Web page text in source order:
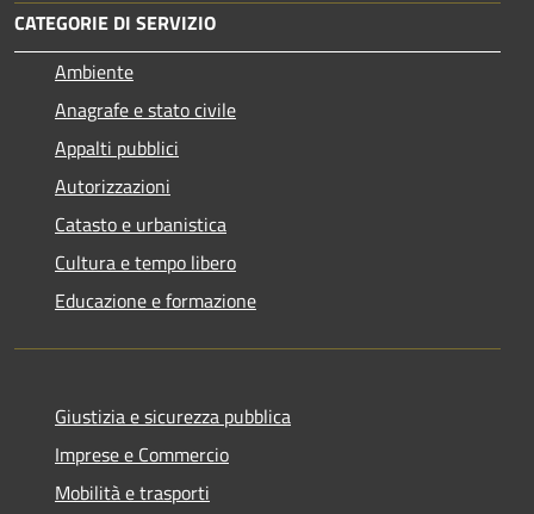
CATEGORIE DI SERVIZIO
Ambiente
Anagrafe e stato civile
Appalti pubblici
Autorizzazioni
Catasto e urbanistica
Cultura e tempo libero
Educazione e formazione
Giustizia e sicurezza pubblica
Imprese e Commercio
Mobilità e trasporti